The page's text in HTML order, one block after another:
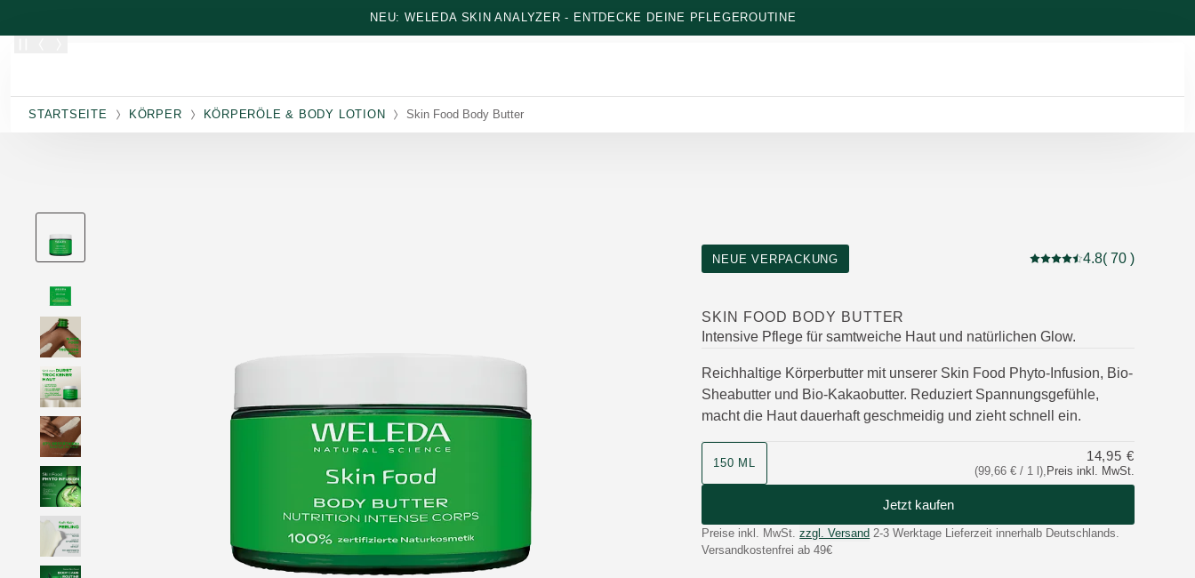
NEU: WELEDA SKIN ANALYZER - ENTDECKE DEINE PFLEGEROUTINE
STARTSEITE KÖRPER KÖRPERÖLE & BODY LOTION Skin Food Body Butter
NEUE VERPACKUNG
Aktuelle Bewertung: 4.8
4.8( 70 )
SKIN FOOD BODY BUTTER
Intensive Pflege für samtweiche Haut und natürlichen Glow.
Reichhaltige Körperbutter mit unserer Skin Food Phyto-Infusion, Bio-
Sheabutter und Bio-Kakaobutter. Reduziert Spannungsgefühle,
macht die Haut dauerhaft geschmeidig und zieht schnell ein.
150 ML
(99,66 € / 1 l), Preis inkl. MwSt.
14,95 €
Jetzt kaufen
Preise inkl. MwSt. zzgl. Versand 2-3 Werktage Lieferzeit innerhalb Deutschlands.
Versandkostenfrei ab 49€